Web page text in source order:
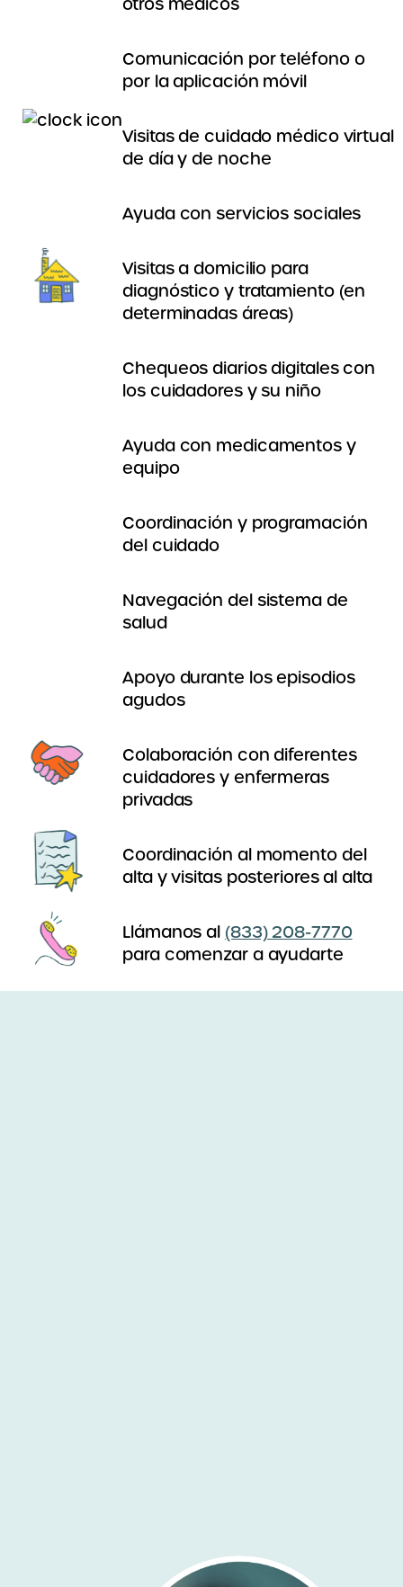
otros médicos
Comunicación por teléfono o
por la aplicación móvil
Visitas de cuidado médico virtual
de día y de noche
Ayuda con servicios sociales
Visitas a domicilio para
diagnóstico y tratamiento (en
determinadas áreas)
Chequeos diarios digitales con
los cuidadores y su niño
Ayuda con medicamentos y
equipo
Coordinación y programación
del cuidado
Navegación del sistema de
salud
Apoyo durante los episodios
agudos
Colaboración con diferentes
cuidadores y enfermeras
privadas
Coordinación al momento del
alta y visitas posteriores al alta
Llámanos al (833) 208-7770
para comenzar a ayudarte